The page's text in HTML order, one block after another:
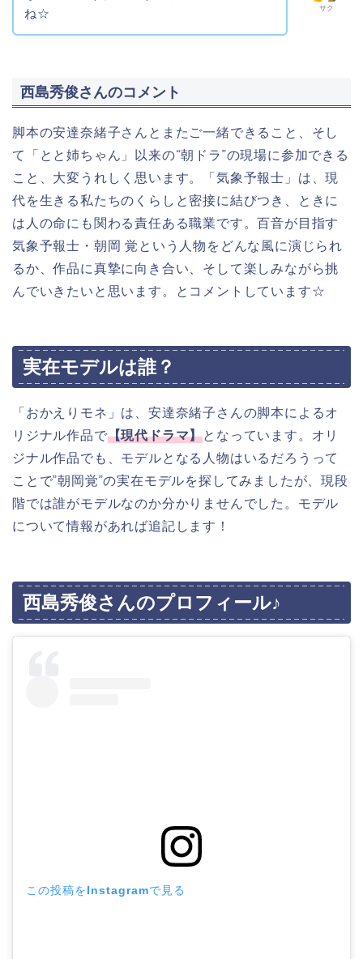
サク
ね☆
西島秀俊さんのコメント
脚本の安達奈緒子さんとまたご一緒できること、そし
て「とと姉ちゃん」以来の“朝ドラ”の現場に参加できる
こと、大変うれしく思います。「気象予報士」は、現
代を生きる私たちのくらしと密接に結びつき、ときに
は人の命にも関わる責任ある職業です。百音が目指す
気象予報士・朝岡 覚という人物をどんな風に演じられ
るか、作品に真摯に向き合い、そして楽しみながら挑
んでいきたいと思います。とコメントしています☆
実在モデルは誰？
「おかえりモネ」は、 安達奈緒子さんの脚本によるオ
リジナル作品で【現代ドラマ】となっています。オリ
ジナル作品でも、モデルとなる人物はいるだろうって
ことで”朝岡覚”の実在モデルを探してみましたが、現段
階では誰がモデルなのか分かりませんでした。モデル
について情報があれば追記します！
西島秀俊さんのプロフィール♪
この投稿をInstagramで見る